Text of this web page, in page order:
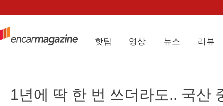
핫팁 영상 뉴스 리뷰
1년에 딱 한 번 쓰더라도.. 국산